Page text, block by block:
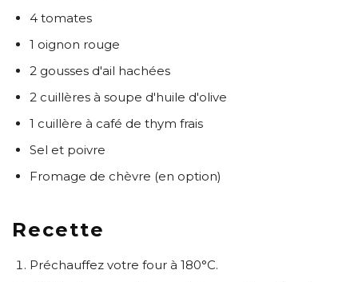
4 tomates
1 oignon rouge
2 gousses d'ail hachées
2 cuillères à soupe d'huile d'olive
1 cuillère à café de thym frais
Sel et poivre
Fromage de chèvre (en option)
Recette
Préchauffez votre four à 180°C.